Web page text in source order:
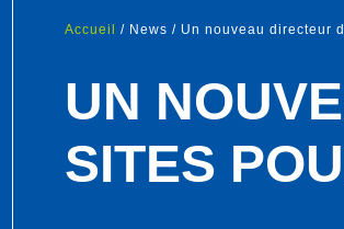
Accueil / News / Un nouveau directeur
UN
SITES